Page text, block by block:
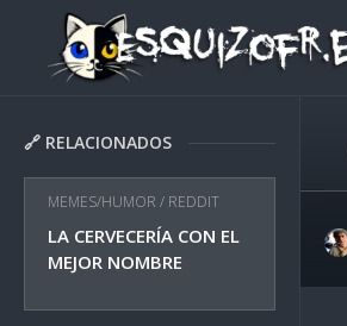
content
🔗 RELACIONADOS
MEMES/HUMOR / REDDIT
LA CERVECERÍA CON EL
MEJOR NOMBRE